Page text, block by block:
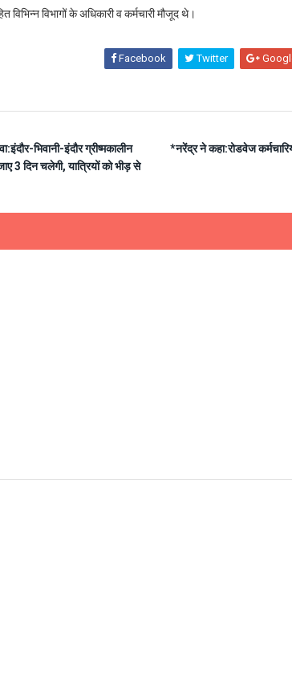
विभागों के अधिकारी व कर्मचारी मौजूद थे।
Facebook Twitter
भिवानी-इंदौर ग्रीष्मकालीन
3 दिन चलेगी, यात्रियों को भीड़ से
*नरेंद्र ने कहा:रोडवेज